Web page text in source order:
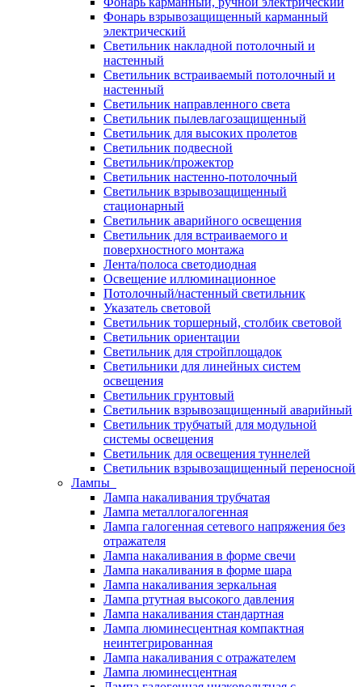
Фонарь взрывозащищенный карманный
электрический
Светильник накладной потолочный и
настенный
Светильник встраиваемый потолочный и
настенный
Светильник направленного света
Светильник пылевлагозащищенный
Светильник для высоких пролетов
Светильник подвесной
Светильник/прожектор
Светильник настенно-потолочный
Светильник взрывозащищенный
стационарный
Светильник аварийного освещения
Светильник для встраиваемого и
поверхностного монтажа
Лента/полоса светодиодная
Освещение иллюминационное
Потолочный/настенный светильник
Указатель световой
Светильник торшерный, столбик световой
Светильник ориентации
Светильник для стройплощадок
Светильники для линейных систем
освещения
Светильник грунтовый
Светильник взрывозащищенный аварийный
Светильник трубчатый для модульной
системы освещения
Светильник для освещения туннелей
Светильник взрывозащищенный переносной
Лампы
Лампа накаливания трубчатая
Лампа металлогалогенная
Лампа галогенная сетевого напряжения без
отражателя
Лампа накаливания в форме свечи
Лампа накаливания в форме шара
Лампа накаливания зеркальная
Лампа ртутная высокого давления
Лампа накаливания стандартная
Лампа люминесцентная компактная
неинтегрированная
Лампа накаливания с отражателем
Лампа люминесцентная